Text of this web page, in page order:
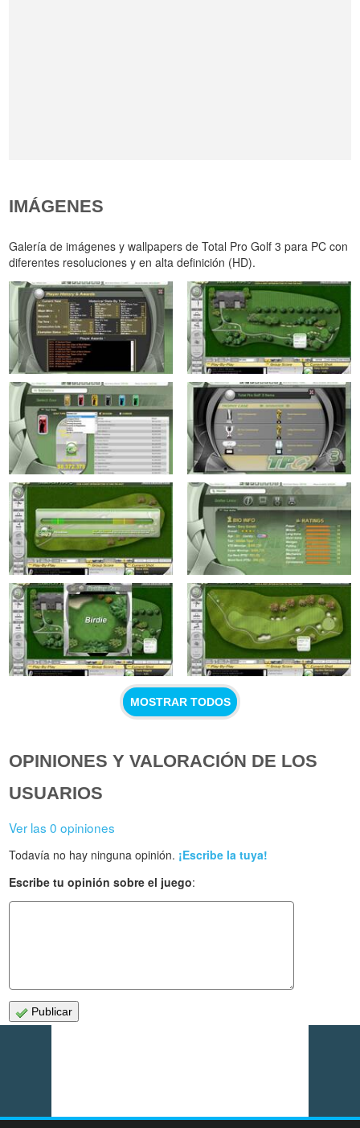
IMÁGENES
Galería de imágenes y wallpapers de Total Pro Golf 3 para PC con
diferentes resoluciones y en alta definición (HD).
MOSTRAR TODOS
OPINIONES Y VALORACIÓN DE LOS
USUARIOS
Ver las 0 opiniones
Todavía no hay ninguna opinión. ¡Escribe la tuya!
Escribe tu opinión sobre el juego:
Publicar